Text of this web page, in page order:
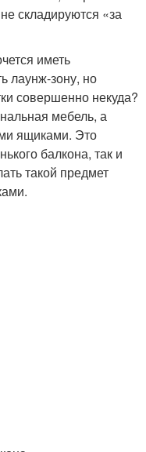
складируются «за
иметь
лаунж-зону, но
совершенно некуда?
мебель, а
ящиками. Это
балкона, так и
такой предмет